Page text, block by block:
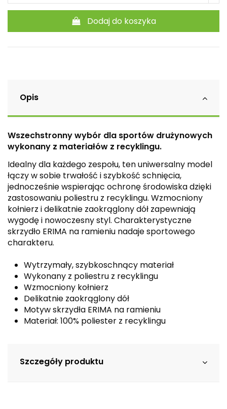
Dodaj do koszyka
Opis
Wszechstronny wybór dla sportów drużynowych
wykonany z materiałów z recyklingu.
Idealny dla każdego zespołu, ten uniwersalny model
łączy w sobie trwałość i szybkość schnięcia,
jednocześnie wspierając ochronę środowiska dzięki
zastosowaniu poliestru z recyklingu. Wzmocniony
kołnierz i delikatnie zaokrąglony dół zapewniają
wygodę i nowoczesny styl. Charakterystyczne
skrzydło ERIMA na ramieniu nadaje sportowego
charakteru.
Wytrzymały, szybkoschnący materiał
Wykonany z poliestru z recyklingu
Wzmocniony kołnierz
Delikatnie zaokrąglony dół
Motyw skrzydła ERIMA na ramieniu
Materiał: 100% poliester z recyklingu
Szczegóły produktu